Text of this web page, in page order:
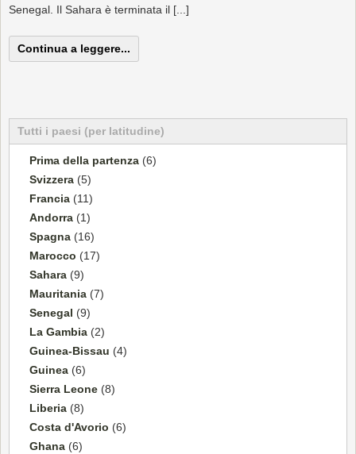
Senegal. Il Sahara è terminata il [...]
Continua a leggere...
Tutti i paesi (per latitudine)
Prima della partenza (6)
Svizzera (5)
Francia (11)
Andorra (1)
Spagna (16)
Marocco (17)
Sahara (9)
Mauritania (7)
Senegal (9)
La Gambia (2)
Guinea-Bissau (4)
Guinea (6)
Sierra Leone (8)
Liberia (8)
Costa d'Avorio (6)
Ghana (6)